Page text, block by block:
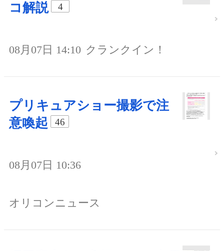
コ解説
4
08月07日 14:10 クランクイン！
プリキュアショー撮影で注
意喚起
46
08月07日 10:36
オリコンニュース